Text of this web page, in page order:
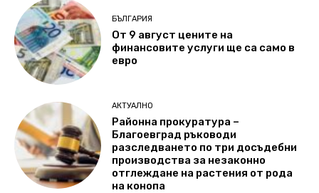
БЪЛГАРИЯ
От 9 август цените на
финансовите услуги ще са само в
евро
АКТУАЛНО
Районна прокуратура –
Благоевград ръководи
разследването по три досъдебни
производства за незаконно
отглеждане на растения от рода
на конопа